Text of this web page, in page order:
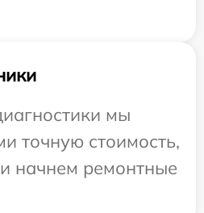
мы
точную стоимость,
начнем ремонтные